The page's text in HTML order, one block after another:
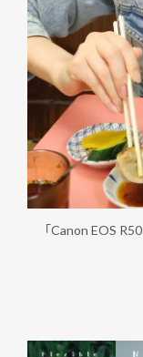
「Canon EOS